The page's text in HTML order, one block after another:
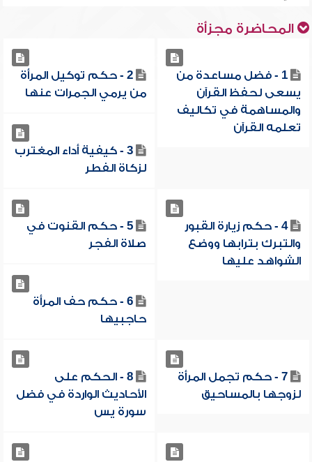
المحاضرة مجزأة
1 - فضل مساعدة من
يسعى لحفظ القرآن
والمساهمة في تكاليف
تعلمه القرآن
2 - حكم توكيل المرأة
من يرمي الجمرات عنها
3 - كيفية أداء المغترب
لزكاة الفطر
4 - حكم زيارة القبور
والتبرك بترابها ووضع
الشواهد عليها
5 - حكم القنوت في
صلاة الفجر
6 - حكم حف المرأة
حاجبيها
7 - حكم تجمل المرأة
لزوجها بالمساحيق
8 - الحكم على
الأحاديث الواردة في فضل
سورة يس